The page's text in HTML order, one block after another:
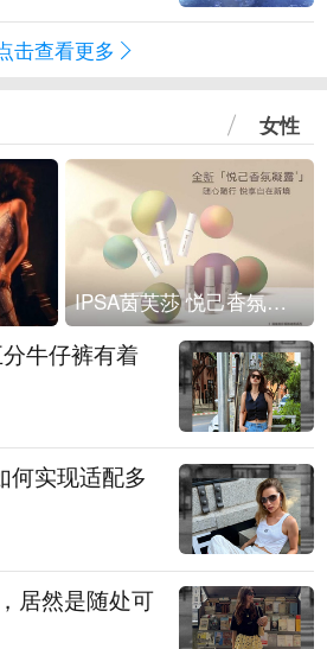
击查看更多
女性
IPSA茵芙莎 悦己香氛凝露上市
牛仔裤有着
何实现适配多
居然是随处可